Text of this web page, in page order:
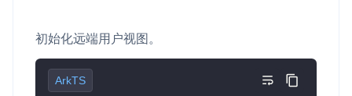
初始化远端用户视图。
ArkTS